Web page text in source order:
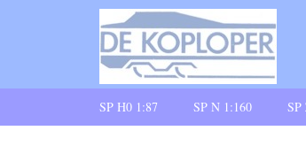
SP H0 1:87 SP N 1:160 SP